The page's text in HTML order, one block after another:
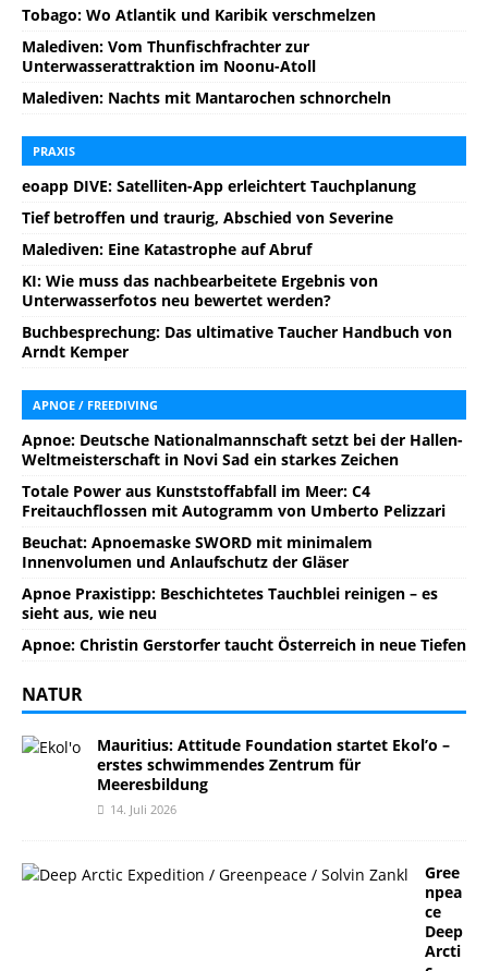
Tobago: Wo Atlantik und Karibik verschmelzen
Malediven: Vom Thunfischfrachter zur
Unterwasserattraktion im Noonu-Atoll
Malediven: Nachts mit Mantarochen schnorcheln
PRAXIS
eoapp DIVE: Satelliten-App erleichtert Tauchplanung
Tief betroffen und traurig, Abschied von Severine
Malediven: Eine Katastrophe auf Abruf
KI: Wie muss das nachbearbeitete Ergebnis von
Unterwasserfotos neu bewertet werden?
Buchbesprechung: Das ultimative Taucher Handbuch von
Arndt Kemper
APNOE / FREEDIVING
Apnoe: Deutsche Nationalmannschaft setzt bei der Hallen-
Weltmeisterschaft in Novi Sad ein starkes Zeichen
Totale Power aus Kunststoffabfall im Meer: C4
Freitauchflossen mit Autogramm von Umberto Pelizzari
Beuchat: Apnoemaske SWORD mit minimalem
Innenvolumen und Anlaufschutz der Gläser
Apnoe Praxistipp: Beschichtetes Tauchblei reinigen – es
sieht aus, wie neu
Apnoe: Christin Gerstorfer taucht Österreich in neue Tiefen
NATUR
Mauritius: Attitude Foundation startet Ekol’o –
erstes schwimmendes Zentrum für
Meeresbildung
14. Juli 2026
Gree
npea
ce
Deep
Arcti